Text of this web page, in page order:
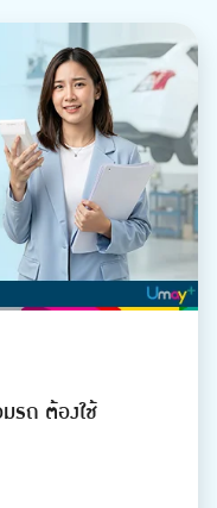
รถ ต้องใช้